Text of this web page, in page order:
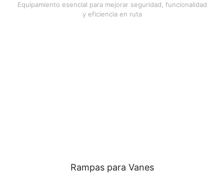
Equipamiento esencial para mejorar seguridad, funcionalidad
y eficiencia en ruta
Rampas para Vanes